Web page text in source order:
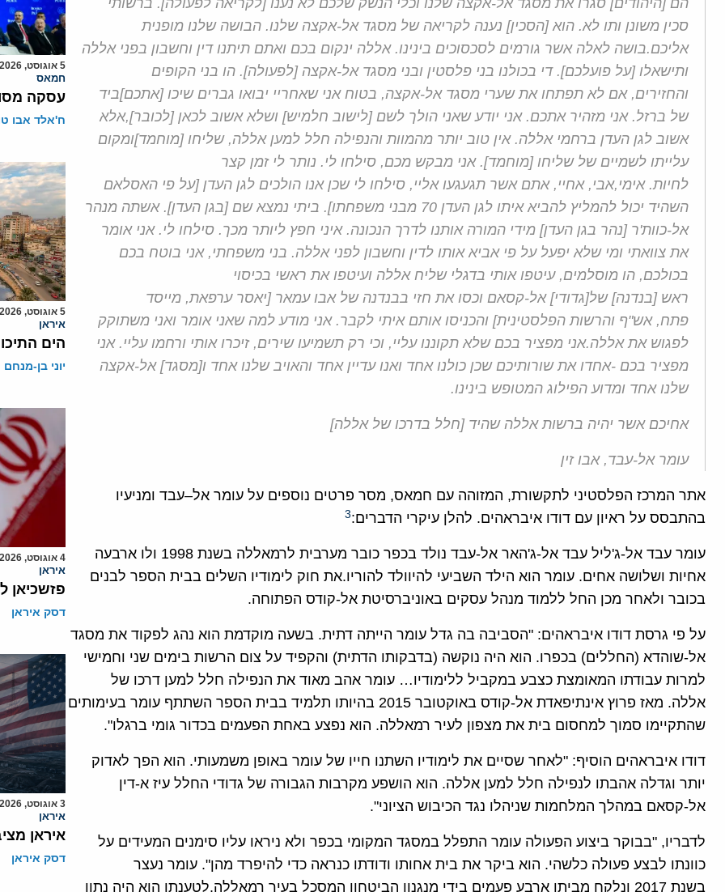
הם [היהודים] סגרו את מסגד אל-אקצה שלנו וכלי הנשק שלכם לא נענו [לקריאה לפעולה]. ברשותי
סכין משונן ותו לא. הוא [הסכין] נענה לקריאה של מסגד אל-אקצה שלנו. הבושה שלנו מופנית
אליכם.בושה לאלה אשר גורמים לסכסוכים בינינו. אללה ינקום בכם ואתם תיתנו דין וחשבון בפני אללה
ותישאלו [על פועלכם]. די בכולנו בני פלסטין ובני מסגד אל-אקצה [לפעולה]. הו בני הקופים
והחזירים, אם לא תפתחו את שערי מסגד אל-אקצה, בטוח אני שאחריי יבואו גברים שיכו [אתכם]ביד
של ברזל. אני מזהיר אתכם. אני יודע שאני הולך לשם [לישוב חלמיש] ושלא אשוב לכאן [לכובר],אלא
אשוב לגן העדן ברחמי אללה. אין טוב יותר מהמוות והנפילה חלל למען אללה, שליחו [מוחמד]ומקום
עלייתו לשמיים של שליחו [מוחמד]. אני מבקש מכם, סילחו לי. נותר לי זמן קצר
לחיות. אימי,אבי, אחיי, אתם אשר תגעגעו אליי, סילחו לי שכן אנו הולכים לגן העדן [על פי האסלאם
השהיד יכול להמליץ להביא איתו לגן העדן 70 מבני משפחתו]. ביתי נמצא שם [בגן העדן]. אשתה מנהר
אל-כוות'ר [נהר בגן העדן] מידי המורה אותנו לדרך הנכונה. איני חפץ ליותר מכך. סילחו לי. אני אומר
את צוואתי ומי שלא יפעל על פי אביא אותו לדין וחשבון לפני אללה. בני משפחתי, אני בוטח בכם
בכולכם, הו מוסלמים, עיטפו אותי בדגלי שליח אללה ועיטפו את ראשי בכיסוי
ראש [בנדנה] של[גדודי] אל-קסאם וכסו את חזי בבנדנה של אבו עמאר [יאסר ערפאת, מייסד
פתח, אש"ף והרשות הפלסטינית] והכניסו אותם איתי לקבר. אני מודע למה שאני אומר ואני משתוקק
לפגוש את אללה.אני מפציר בכם שלא תקוננו עליי, וכי רק תשמיעו שירים, זיכרו אותי ורחמו עליי. אני
מפציר בכם -אחדו את שורותיכם שכן כולנו אחד ואנו עדיין אחד והאויב שלנו אחד ו[מסגד] אל-אקצה
שלנו אחד ומדוע הפילוג המטופש בינינו.
אחיכם אשר יהיה ברשות אללה שהיד [חלל בדרכו של אללה]
עומר אל-עבד, אבו זין
אתר המרכז הפלסטיני לתקשורת, המזוהה עם חמאס, מסר פרטים נוספים על עומר אל–עבד ומניעיו
בהתבסס על ראיון עם דודו איבראהים. להלן עיקרי הדברים:
3
עומר עבד אל-ג'ליל עבד אל-ג'האר אל-עבד נולד בכפר כובר מערבית לרמאללה בשנת 1998 ולו ארבעה
אחיות ושלושה אחים. עומר הוא הילד השביעי להיוולד להוריו.את חוק לימודיו השלים בבית הספר לבנים
בכובר ולאחר מכן החל ללמוד מנהל עסקים באוניברסיטת אל-קודס הפתוחה.
על פי גרסת דודו איבראהים: "הסביבה בה גדל עומר הייתה דתית. בשעה מוקדמת הוא נהג לפקוד את מסגד
אל-שוהדא (החללים) בכפרו. הוא היה נוקשה (בדבקותו הדתית) והקפיד על צום הרשות בימים שני וחמישי
למרות עבודתו המאומצת כצבע במקביל ללימודיו… עומר אהב מאוד את הנפילה חלל למען דרכו של
אללה. מאז פרוץ אינתיפאדת אל-קודס באוקטובר 2015 בהיותו תלמיד בבית הספר השתתף עומר בעימותים
שהתקיימו סמוך למחסום בית את מצפון לעיר רמאללה. הוא נפצע באחת הפעמים בכדור גומי ברגלו".
דודו איבראהים הוסיף: "לאחר שסיים את לימודיו השתנו חייו של עומר באופן משמעותי. הוא הפך לאדוק
יותר וגדלה אהבתו לנפילה חלל למען אללה. הוא הושפע מקרבות הגבורה של גדודי החלל עיז א-דין
אל-קסאם במהלך המלחמות שניהלו נגד הכיבוש הציוני".
לדבריו, "בבוקר ביצוע הפעולה עומר התפלל במסגד המקומי בכפר ולא ניראו עליו סימנים המעידים על
כוונתו לבצע פעולה כלשהי. הוא ביקר את בית אחותו ודודתו כנראה כדי להיפרד מהן". עומר נעצר
בשנת 2017 ונלקח מביתו ארבע פעמים בידי מנגנון הביטחון המסכל בעיר רמאללה.לטענתו הוא היה נתון
5 אוגוסט, 2026
חמאס
עסקה
ח'אלד אבו
5 אוגוסט, 2026
איראן
הים
יוני בן-מנחם
4 אוגוסט, 2026
איראן
פזשכיאן
דסק איראן
3 אוגוסט, 2026
איראן
איראן
דסק איראן